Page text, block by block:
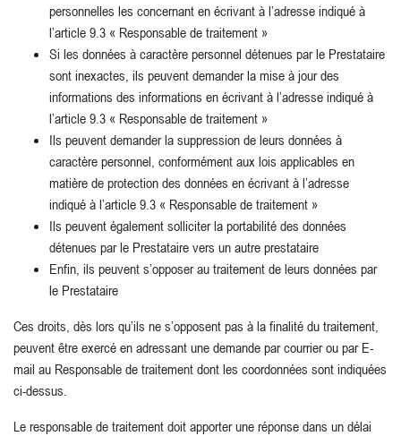
personnelles les concernant en écrivant à l’adresse indiqué à
l’article 9.3 « Responsable de traitement »
Si les données à caractère personnel détenues par le Prestataire
sont inexactes, ils peuvent demander la mise à jour des
informations des informations en écrivant à l’adresse indiqué à
l’article 9.3 « Responsable de traitement »
Ils peuvent demander la suppression de leurs données à
caractère personnel, conformément aux lois applicables en
matière de protection des données en écrivant à l’adresse
indiqué à l’article 9.3 « Responsable de traitement »
Ils peuvent également solliciter la portabilité des données
détenues par le Prestataire vers un autre prestataire
Enfin, ils peuvent s’opposer au traitement de leurs données par
le Prestataire
Ces droits, dès lors qu’ils ne s’opposent pas à la finalité du traitement,
peuvent être exercé en adressant une demande par courrier ou par E-
mail au Responsable de traitement dont les coordonnées sont indiquées
ci-dessus.
Le responsable de traitement doit apporter une réponse dans un délai